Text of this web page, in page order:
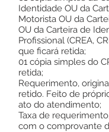
Identidade OU da
Motorista OU da
OU da Carteira de
Profissional (CREA,
que ficará retida;
01 cópia simples do
retida;
Requerimento,
retido. Feito de
ato do atendimento;
Taxa de
com o comprovante